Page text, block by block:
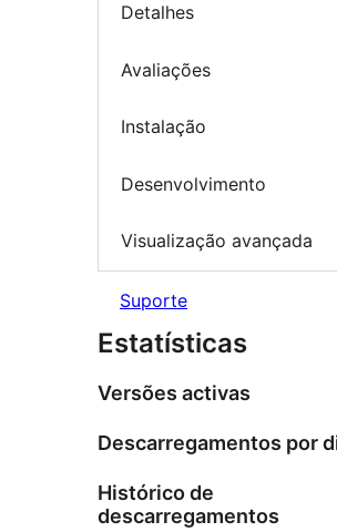
Detalhes
Avaliações
Instalação
Desenvolvimento
Visualização avançada
Suporte
Estatísticas
Versões activas
Descarregamentos por
Histórico de
descarregamentos